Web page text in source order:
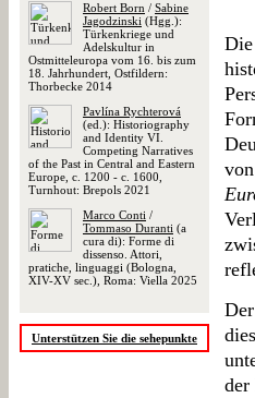
Robert Born / Sabine
Jagodzinski (Hgg.):
Türkenkriege und
Adelskultur in
Ostmitteleuropa vom 16. bis zum
18. Jahrhundert, Ostfildern:
Thorbecke 2014
Pavlína Rychterová
(ed.): Historiography
and Identity VI.
Competing Narratives
of the Past in Central and Eastern
Europe, c. 1200 - c. 1600,
Turnhout: Brepols 2021
Marco Conti /
Tommaso Duranti (a
cura di): Forme di
dissenso. Attori,
pratiche, linguaggi (Bologna,
XIV-XV sec.), Roma: Viella 2025
Unterstützen Sie die sehepunkte
der